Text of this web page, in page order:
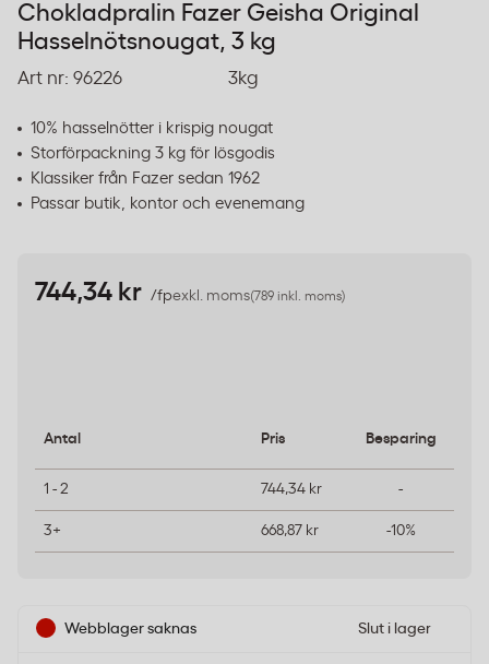
Chokladpralin Fazer Geisha Original
Hasselnötsnougat, 3 kg
Art nr: 96226 3kg
10% hasselnötter i krispig nougat
Storförpackning 3 kg för lösgodis
Klassiker från Fazer sedan 1962
Passar butik, kontor och evenemang
744,34 kr /fpexkl. moms(789 inkl. moms)
Antal Pris Besparing
1 - 2 744,34 kr -
3+ 668,87 kr -10%
Webblager saknas Slut i lager